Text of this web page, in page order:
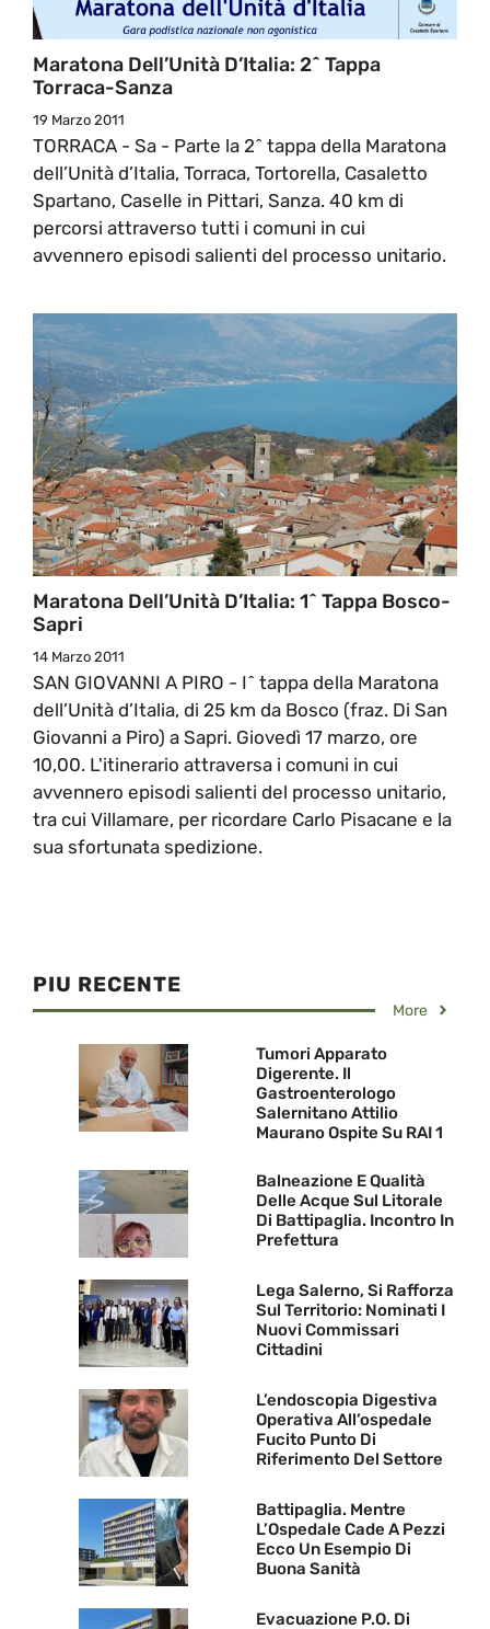
Maratona Dell’Unità D’Italia: 2^ Tappa
Torraca-Sanza
19 Marzo 2011
TORRACA - Sa - Parte la 2^ tappa della Maratona
dell’Unità d’Italia, Torraca, Tortorella, Casaletto
Spartano, Caselle in Pittari, Sanza. 40 km di
percorsi attraverso tutti i comuni in cui
avvennero episodi salienti del processo unitario.
Maratona Dell’Unità D’Italia: 1^ Tappa Bosco-
Sapri
14 Marzo 2011
SAN GIOVANNI A PIRO - I^ tappa della Maratona
dell’Unità d’Italia, di 25 km da Bosco (fraz. Di San
Giovanni a Piro) a Sapri. Giovedì 17 marzo, ore
10,00. L'itinerario attraversa i comuni in cui
avvennero episodi salienti del processo unitario,
tra cui Villamare, per ricordare Carlo Pisacane e la
sua sfortunata spedizione.
PIU RECENTE
More
Tumori Apparato
Digerente. Il
Gastroenterologo
Salernitano Attilio
Maurano Ospite Su RAI 1
Balneazione E Qualità
Delle Acque Sul Litorale
Di Battipaglia. Incontro In
Prefettura
Lega Salerno, Si Rafforza
Sul Territorio: Nominati I
Nuovi Commissari
Cittadini
L’endoscopia Digestiva
Operativa All’ospedale
Fucito Punto Di
Riferimento Del Settore
Battipaglia. Mentre
L’Ospedale Cade A Pezzi
Ecco Un Esempio Di
Buona Sanità
Evacuazione P.O. Di